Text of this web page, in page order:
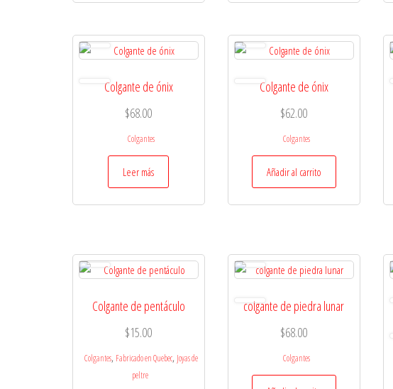
Colgante de ónix
$68.00
Colgantes
Leer más
Colgante de ónix
$62.00
Colgantes
Añadir al carrito
Colgante de pentáculo
$15.00
Colgantes, Fabricado en Quebec, Joyas de
peltre
colgante de piedra lunar
$68.00
Colgantes